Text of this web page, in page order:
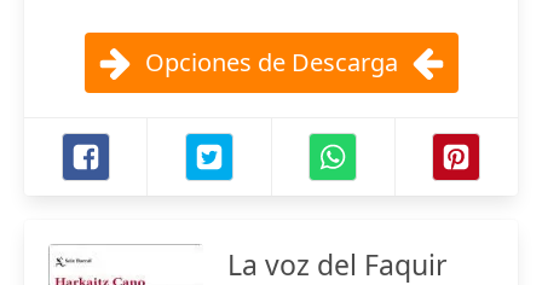
Opciones de Descarga
La voz del Faquir